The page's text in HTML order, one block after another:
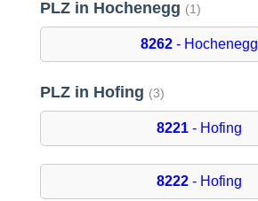
PLZ in Hochenegg (1)
8262- Hochenegg
PLZ in Hofing (3)
8221- Hofing
8222- Hofing